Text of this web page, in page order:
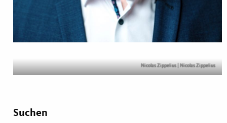
Nicolas Zippelius| Nicolas Zippelius
Suchen